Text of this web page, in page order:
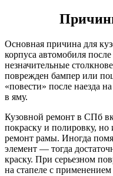
Основная причина для
корпуса автомобиля
незначительные
поврежден бампер или
«повести» после наезда
в яму.
Кузовной ремонт в СПб
покраску и полировку, но
ремонт рамы. Иногда
элемент — тогда
краску. При серьезном
на стапеле с